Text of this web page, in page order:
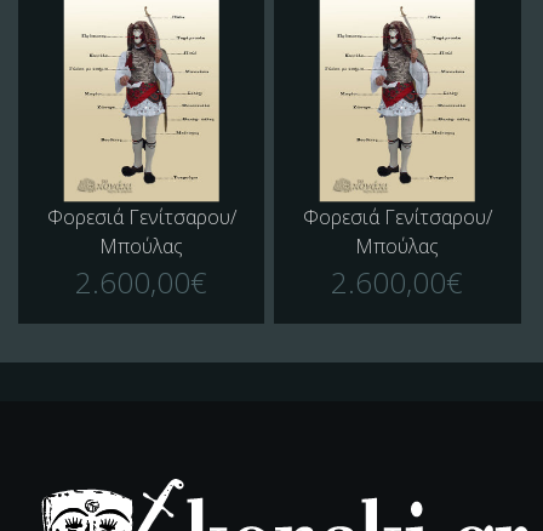
Φορεσιά Γενίτσαρου/
Μπούλας
2.600,00€
Φορεσιά Γενίτσαρου/
Μπούλας
2.600,00€